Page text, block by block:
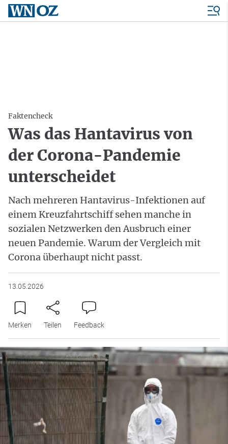
Faktencheck
Was das Hantavirus von
der Corona-Pandemie
unterscheidet
Nach mehreren Hantavirus-Infektionen auf
einem Kreuzfahrtschiff sehen manche in
sozialen Netzwerken den Ausbruch einer
neuen Pandemie. Warum der Vergleich mit
Corona überhaupt nicht passt.
13.05.2026
Merken Teilen Feedback